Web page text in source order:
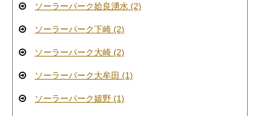
ソーラーパーク姶良湧水 (2)
ソーラーパーク下崎 (2)
ソーラーパーク大崎 (2)
ソーラーパーク大牟田 (1)
ソーラーパーク嬉野 (1)